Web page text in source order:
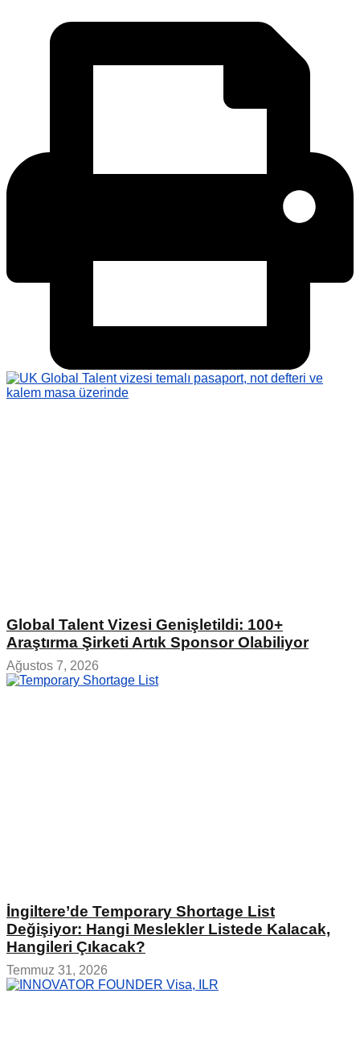
Global Talent Vizesi Genişletildi: 100+
Araştırma Şirketi Artık Sponsor Olabiliyor
Ağustos 7, 2026
İngiltere’de Temporary Shortage List
Değişiyor: Hangi Meslekler Listede Kalacak,
Hangileri Çıkacak?
Temmuz 31, 2026